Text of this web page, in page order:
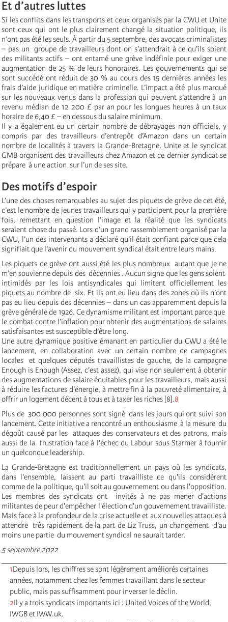
Et d’autres luttes
Si les conflits dans les transports et ceux organisés par la CWU et Unite
sont ceux qui ont le plus clairement changé la situation politique, ils
n’ont pas été les seuls. À partir du 5 septembre, des avocats criminalistes
– pas un groupe de travailleurs dont on s’attendrait à ce qu’ils soient
des militants actifs – ont entamé une grève indéfinie pour exiger une
augmentation de 25 % de leurs honoraires. Les gouvernements qui se
sont succédé ont réduit de 30 % au cours des 15 dernières années les
frais d’aide juridique en matière criminelle. L’impact a été plus marqué
sur les nouveaux venus dans la profession qui peuvent s’attendre à un
revenu médian de 12 200 £ par an pour les longues heures à un taux
horaire de 6,40 £ – en dessous du salaire minimum.
Il y a également eu un certain nombre de débrayages non officiels, y
compris par des travailleurs d’entrepôt d’Amazon dans un certain
nombre de localités à travers la Grande-Bretagne. Unite et le syndicat
GMB organisent des travailleurs chez Amazon et ce dernier syndicat se
prépare à une action sur l’un de ses site.
Des motifs d’espoir
L’une des choses remarquables au sujet des piquets de grève de cet été,
c’est le nombre de jeunes travailleurs qui y participent pour la première
fois, remettant en question l’image et la réalité que les syndicats
seraient chose du passé. Lors d’un grand rassemblement organisé par la
CWU, l’un des intervenants a déclaré qu’il était confiant parce que cela
signifiait que l’avenir du mouvement syndical était entre leurs mains.
Les piquets de grève ont aussi été les plus nombreux autant que je ne
m’en souvienne depuis des décennies . Aucun signe que les gens soient
intimidés par les lois antisyndicales qui limitent officiellement les
piquets au nombre de six. Et ils ont eu lieu dans des zones où ils n’ont
pas eu lieu depuis des décennies – dans un cas apparemment depuis la
grève générale de 1926. Ce dynamisme militant est important parce que
le combat contre l’inflation pour obtenir des augmentations de salaires
satisfaisantes est susceptible d’être long.
Une autre dynamique positive émanant en particulier du CWU a été le
lancement, en collaboration avec un certain nombre de campagnes
locales et quelques députés travaillistes de gauche, de la campagne
Enough is Enough (Assez, c'est assez), qui vise non seulement à obtenir
des augmentations de salaire équitables pour les travailleurs, mais aussi
à réduire les factures d'énergie, à mettre fin à la pauvreté alimentaire, à
offrir un logement décent à tous et à taxer les riches [8].8
Plus de 300 000 personnes sont signé dans les jours qui ont suivi son
lancement. Cette initiative a rencontré un enthousiasme à la mesure du
dégoût causé par les attaques des conservateurs et des patrons, mais
aussi de la frustration face à l'échec du Labour sous Starmer à fournir
un quelconque leadership.
La Grande-Bretagne est traditionnellement un pays où les syndicats,
dans l'ensemble, laissent au parti travailliste ce qu'ils considèrent
comme de la politique, qu'il soit au gouvernement ou dans l'opposition.
Les membres des syndicats ont invités à ne pas mener d'actions
militantes de peur d'empêcher l'élection d'un gouvernement travailliste.
Mais face à la profondeur de la crise actuelle et aux nouvelles attaques à
attendre très rapidement de la part de Liz Truss, un changement d’au
moins une partie du mouvement syndical ne saurait tarder.
5 septembre 2022
1Depuis lors, les chiffres se sont légèrement améliorés certaines
années, notamment chez les femmes travaillant dans le secteur
public, mais pas suffisamment pour inverser le déclin.
2Il y a trois syndicats importants ici : United Voices of the World,
IWGB et IWW.uk.